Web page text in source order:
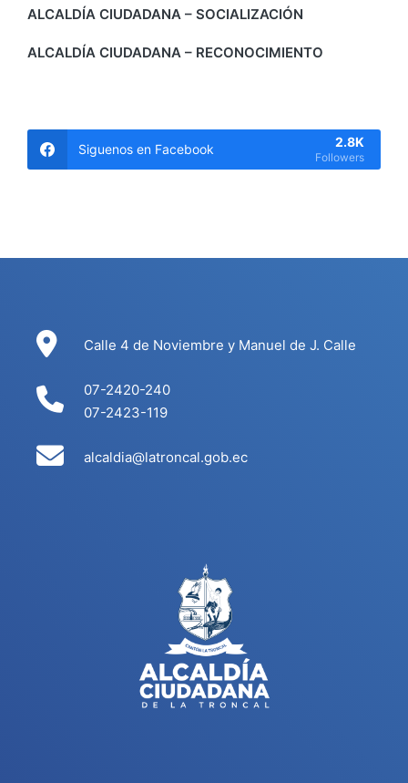
ALCALDÍA CIUDADANA – SOCIALIZACIÓN
ALCALDÍA CIUDADANA – RECONOCIMIENTO
Siguenos en Facebook 2.8K
Followers
Calle 4 de Noviembre y Manuel de J. Calle
07-2420-240
07-2423-119
alcaldia@latroncal.gob.ec